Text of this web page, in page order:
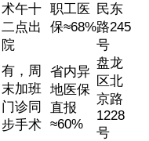
术午十
二点出
院
职工医
保≈68%
民东
路245
号
有，周
末加班
门诊同
步手术
省内异
地医保
直报
≈60%
盘龙
区北
京路
1228
号